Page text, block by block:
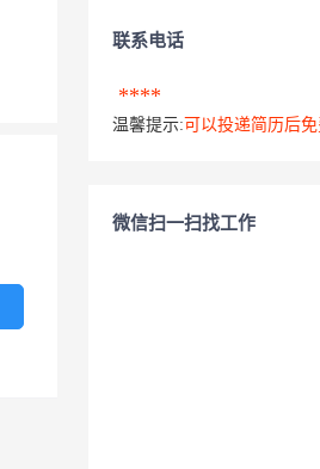
联系电话
****
温馨提示: 可以投递简历后
微信扫一扫找工作